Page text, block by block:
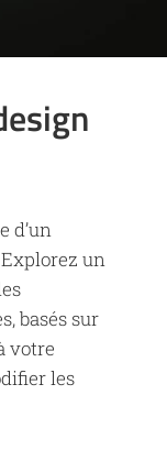
d’un
un
basés sur
votre
les
design 03